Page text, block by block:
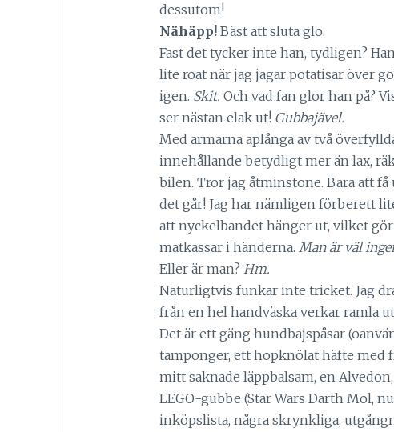
dessutom!
Nähäpp!Bäst att sluta glo.
Fast det tycker inte han, tydligen?
lite roat när jag jagar potatisar över
igen. Skit. Och vad fan glor han på?
ser nästan elak ut! Gubbajävel.
Med armarna aplånga av två
innehållande betydligt mer än lax,
bilen. Tror jag åtminstone. Bara att
det går! Jag har nämligen förberett
att nyckelbandet hänger ut, vilket
matkassar i händerna. Man är väl
Eller är man? Hm.
Naturligtvis funkar inte tricket. Jag
från en hel handväska verkar ramla
Det är ett gäng hundbajspåsar
tamponger, ett hopknölat häfte
mitt saknade läppbalsam, en
LEGO-gubbe (Star Wars Darth Mol,
inköpslista, några skrynkliga,